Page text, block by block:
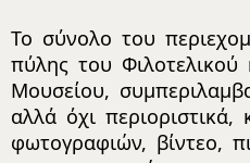
Το σύνολο του
πύλης του Φιλοτελικού
Μουσείου,
αλλά όχι περιοριστικά,
φωτογραφιών, βίντεο,